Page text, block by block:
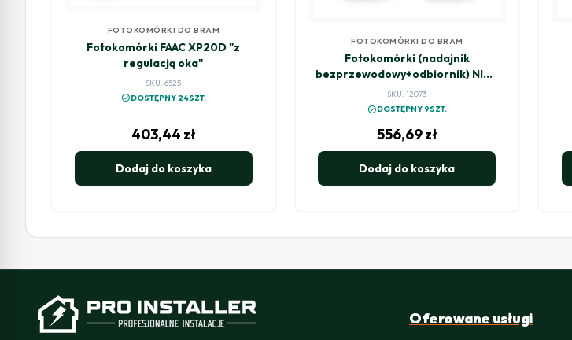
FOTOKOMÓRKI DO BRAM
Fotokomórki FAAC XP20D "z
regulacją oka"
SKU: 6525
check_circleDOSTĘPNY 24SZT.
403,44 zł
Dodaj do koszyka
FOTOKOMÓRKI DO BRAM
Fotokomórki (nadajnik
bezprzewodowy+odbiornik) NICE
FT210B
SKU: 12073
check_circleDOSTĘPNY 9SZT.
556,69zł
Dodaj do koszyka
Oferowane usługi